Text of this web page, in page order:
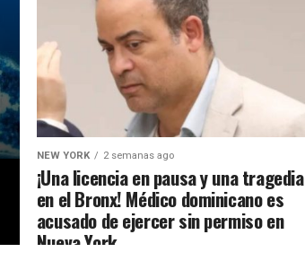
NEW YORK 2 semanas ago
¡Una licencia en pausa y una tragedia
en el Bronx! Médico dominicano es
acusado de ejercer sin permiso en
Nueva York